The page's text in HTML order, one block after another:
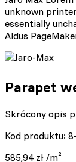
unknown
essentially
Aldus
Parapet
Skrócony opis
Kod produktu:
585,94 zł /m²